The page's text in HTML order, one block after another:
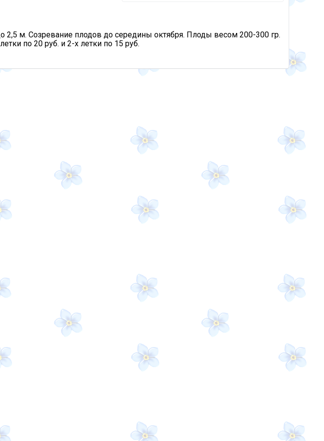
м. Созревание плодов до середины октября. Плоды весом 200-300 гр.
по 20 руб. и 2-х летки по 15 руб.